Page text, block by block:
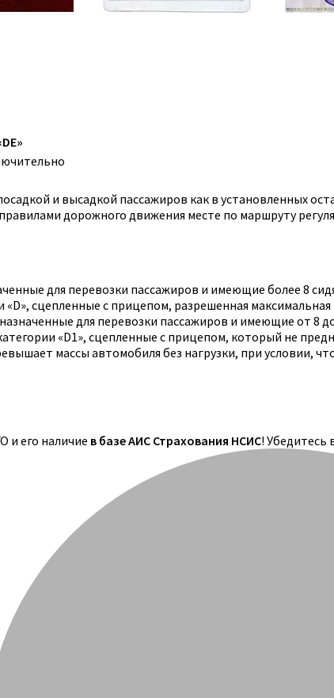
и высадкой пассажиров как в установленных
дорожного движения месте по маршруту
для перевозки пассажиров и имеющие более 8
«D», сцепленные с прицепом, разрешенная
для перевозки пассажиров и имеющие от 8
«D1», сцепленные с прицепом, который не
массы автомобиля без нагрузки, при условии,
и его наличие в базе АИС Страхования НСИС! Убедитесь